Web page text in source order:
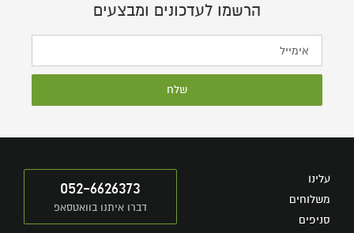
הרשמו לעדכונים ומבצעים
שלח
עלינו
משלוחים
סניפים
052-6626373
דברו איתנו בוואטסאפ